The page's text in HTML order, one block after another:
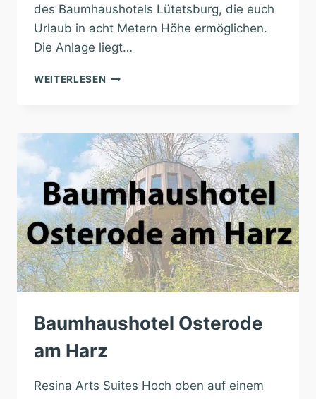
des Baumhaushotels Lütetsburg, die euch
Urlaub in acht Metern Höhe ermöglichen.
Die Anlage liegt…
WEITERLESEN BAUMHAUSHOTEL
Baumhaushotel Osterode
am Harz
Resina Arts Suites Hoch oben auf einem